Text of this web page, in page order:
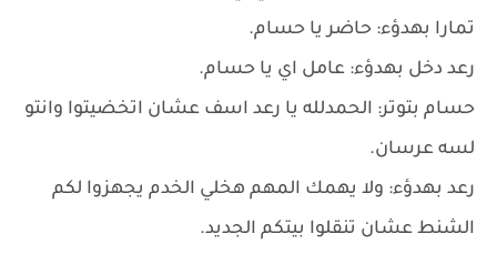
تمارا بهدؤء: حاضر يا حسام.
رعد دخل بهدؤء: عامل اي يا حسام.
حسام بتوتر: الحمدلله يا رعد اسف عشان اتخضيتوا وانتو
لسه عرسان.
رعد بهدؤء: ولا يهمك المهم هخلي الخدم يجهزوا لكم
الشنط عشان تنقلوا بيتكم الجديد.